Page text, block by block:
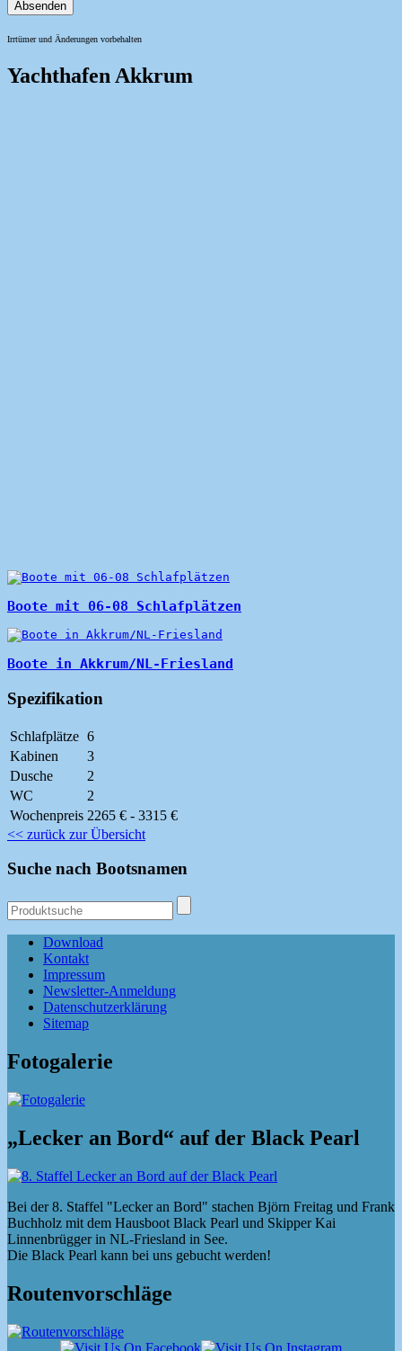
Absenden
Irrtümer und Änderungen vorbehalten
Yachthafen Akkrum
Boote mit 06-08 Schlafplätzen
Boote in Akkrum/NL-Friesland
Spezifikation
Schlafplätze 6
Kabinen
3
Dusche
2
WC
2
Wochenpreis 2265 € - 3315 €
<< zurück zur Übersicht
Suche nach Bootsnamen
Download
Kontakt
Impressum
Newsletter-Anmeldung
Datenschutzerklärung
Sitemap
Fotogalerie
„Lecker an Bord“ auf der Black Pearl
Bei der 8. Staffel "Lecker an Bord" stachen Björn Freitag und Frank
Buchholz mit dem Hausboot Black Pearl und Skipper Kai
Linnenbrügger in NL-Friesland in See.
Die Black Pearl kann bei uns gebucht werden!
Routenvorschläge